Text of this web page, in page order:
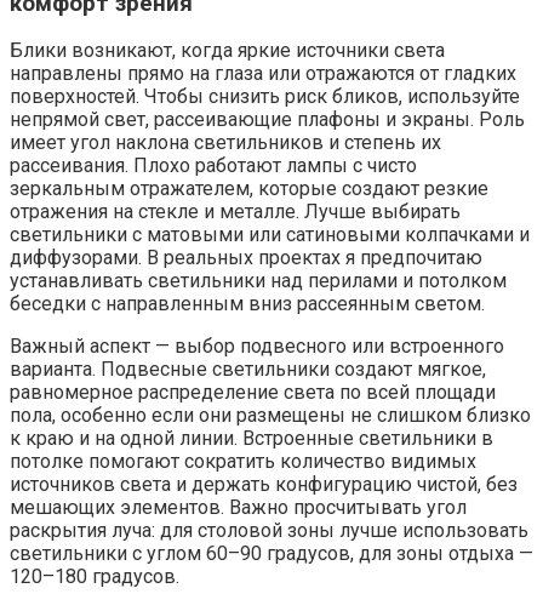
Блики возникают, когда яркие источники света
направлены прямо на глаза или отражаются от гладких
поверхностей. Чтобы снизить риск бликов, используйте
непрямой свет, рассеивающие плафоны и экраны. Роль
имеет угол наклона светильников и степень их
рассеивания. Плохо работают лампы с чисто
зеркальным отражателем, которые создают резкие
отражения на стекле и металле. Лучше выбирать
светильники с матовыми или сатиновыми колпачками и
диффузорами. В реальных проектах я предпочитаю
устанавливать светильники над перилами и потолком
беседки с направленным вниз рассеянным светом.
Важный аспект — выбор подвесного или встроенного
варианта. Подвесные светильники создают мягкое,
равномерное распределение света по всей площади
пола, особенно если они размещены не слишком близко
к краю и на одной линии. Встроенные светильники в
потолке помогают сократить количество видимых
источников света и держать конфигурацию чистой, без
мешающих элементов. Важно просчитывать угол
раскрытия луча: для столовой зоны лучше использовать
светильники с углом 60–90 градусов, для зоны отдыха —
120–180 градусов.